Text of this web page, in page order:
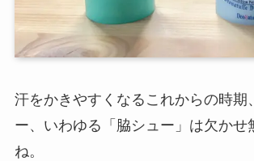
汗をかきやすくなるこれからの時期
ー、いわゆる「脇シュー」は欠かせ
ね。